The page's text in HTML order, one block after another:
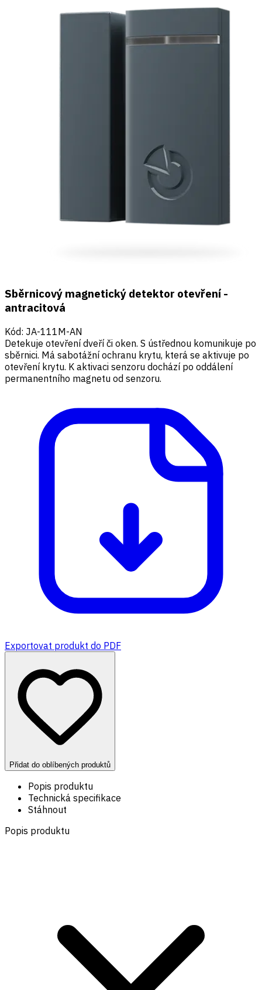
Sběrnicový magnetický detektor otevření -
antracitová
Kód: JA-111M-AN
Detekuje otevření dveří či oken. S ústřednou komunikuje po
sběrnici. Má sabotážní ochranu krytu, která se aktivuje po
otevření krytu. K aktivaci senzoru dochází po oddálení
permanentního magnetu od senzoru.
Exportovat produkt do PDF
Přidat do oblíbených produktů
Popis produktu
Technická specifikace
Stáhnout
Popis produktu